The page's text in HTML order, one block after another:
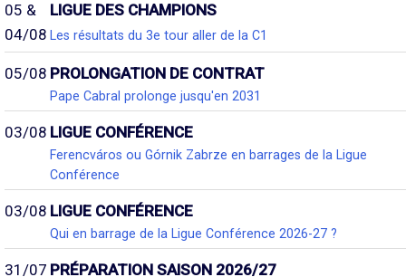
05 &
04/08
LIGUE DES CHAMPIONS
Les résultats du 3e tour aller de la C1
05/08 PROLONGATION DE CONTRAT
Pape Cabral prolonge jusqu'en 2031
03/08 LIGUE CONFÉRENCE
Ferencváros ou Górnik Zabrze en barrages de la Ligue
Conférence
03/08 LIGUE CONFÉRENCE
Qui en barrage de la Ligue Conférence 2026-27 ?
31/07 PRÉPARATION SAISON 2026/27